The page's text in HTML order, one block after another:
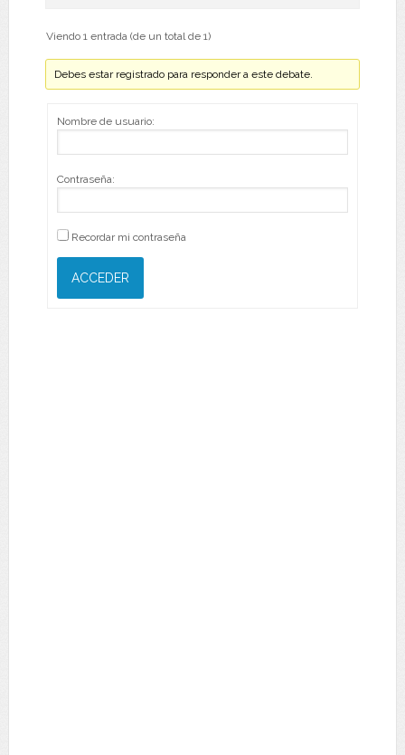
Viendo 1 entrada (de un total de 1)
Debes estar registrado para responder a este debate.
Nombre de usuario:
Contraseña:
Recordar mi contraseña
ACCEDER